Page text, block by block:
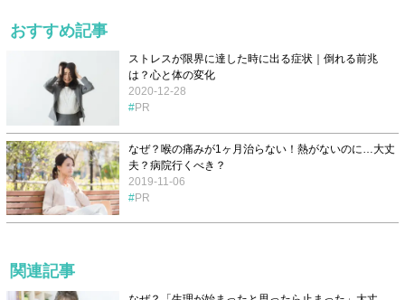
おすすめ記事
ストレスが限界に達した時に出る症状｜倒れる前兆
は？心と体の変化
2020-12-28
PR
なぜ？喉の痛みが1ヶ月治らない！熱がないのに…大丈
夫？病院行くべき？
2019-11-06
PR
関連記事